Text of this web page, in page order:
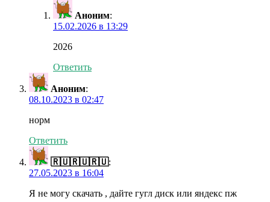
Аноним:
15.02.2026 в 13:29
2026
Ответить
Аноним:
08.10.2023 в 02:47
норм
Ответить
🇷🇺🇷🇺🇷🇺:
27.05.2023 в 16:04
Я не могу скачать , дайте гугл диск или яндекс пж